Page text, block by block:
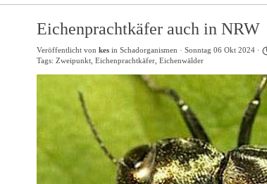
Eichenprachtkäfer auch in NRW
Veröffentlicht von kes in Schadorganismen · Sonntag 06 Okt 2024 ·
Tags: Zweipunkt Eichenprachtkäfer Eichenwälder